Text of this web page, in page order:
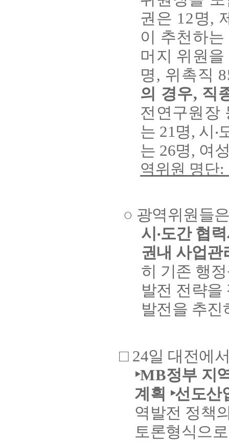
권은 12명,
이 추천하
머지 위원
명, 위촉직
의 경우, 직
전연구원장
는 21명, 시
는 26명, 여
역위원 명단:
○ 광역위원들
시‧도간 협
권내 사업관
히 기존 행
발전 전략을
발전을 추진
□ 24일 대전에
‣MB정부 지
계획 ‣선도산
역발전 정책
토론형식으